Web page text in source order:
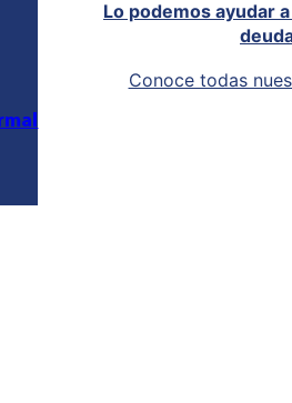
Lo podemos ayudar
Conoce todas